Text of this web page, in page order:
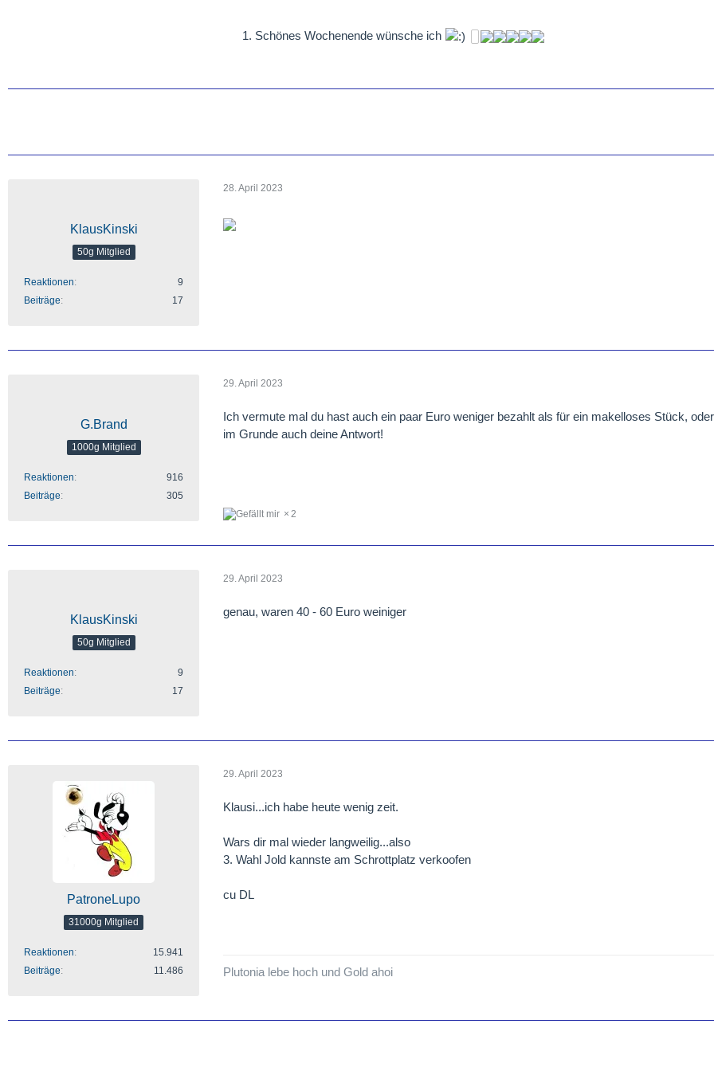
Schönes Wochenende wünsche ich
KlausKinski
50g Mitglied
Reaktionen
9
Beiträge
17
28. April 2023
G.Brand
1000g Mitglied
Reaktionen
916
Beiträge
305
29. April 2023
Ich vermute mal du hast auch ein paar Euro weniger bezahlt als für ein makelloses Stück,
im Grunde auch deine Antwort!
2
KlausKinski
50g Mitglied
Reaktionen
9
Beiträge
17
29. April 2023
genau, waren 40 - 60 Euro weiniger
PatroneLupo
31000g Mitglied
Reaktionen
15.941
Beiträge
11.486
29. April 2023
Klausi...ich habe heute wenig zeit.
Wars dir mal wieder langweilig...also
3. Wahl Jold kannste am Schrottplatz verkoofen
cu DL
Plutonia lebe hoch und Gold ahoi